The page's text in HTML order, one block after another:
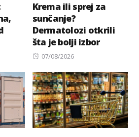
Krema ili sprej za
sunčanje?
Dermatolozi otkrili
šta je bolji izbor
Posted
07/08/2026